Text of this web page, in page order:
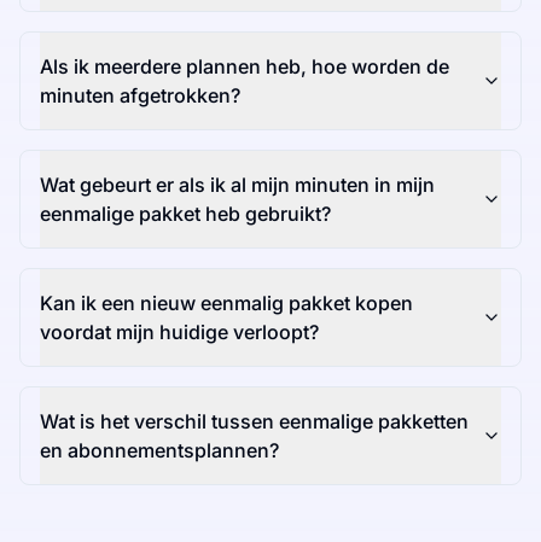
Als ik meerdere plannen heb, hoe worden de
minuten afgetrokken?
Wat gebeurt er als ik al mijn minuten in mijn
eenmalige pakket heb gebruikt?
Kan ik een nieuw eenmalig pakket kopen
voordat mijn huidige verloopt?
Wat is het verschil tussen eenmalige pakketten
en abonnementsplannen?